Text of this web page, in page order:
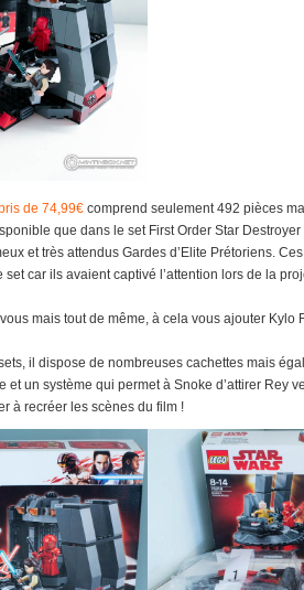
de 74,99€ comprend seulement 492 pièces
que dans le set First Order Star
et très attendus Gardes d’Elite Prétoriens.
car ils avaient captivé l’attention lors de la
mais tout de même, à cela vous ajouter Kylo
il dispose de nombreuses cachettes mais
et un système qui permet à Snoke d’attirer Rey
à recréer les scènes du film !